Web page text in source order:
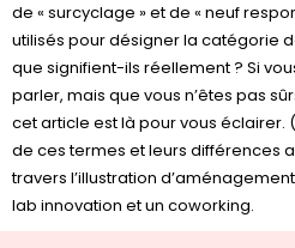
de « surcyclage » et de « neuf
utilisés pour désigner la catégorie
que signifient-ils réellement ? Si
parler, mais que vous n’êtes pas
cet article est là pour vous éclairer.
de ces termes et leurs différences
travers l’illustration
lab innovation et un coworking.